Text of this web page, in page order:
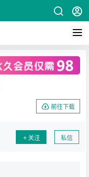
前往下载
关注 私信